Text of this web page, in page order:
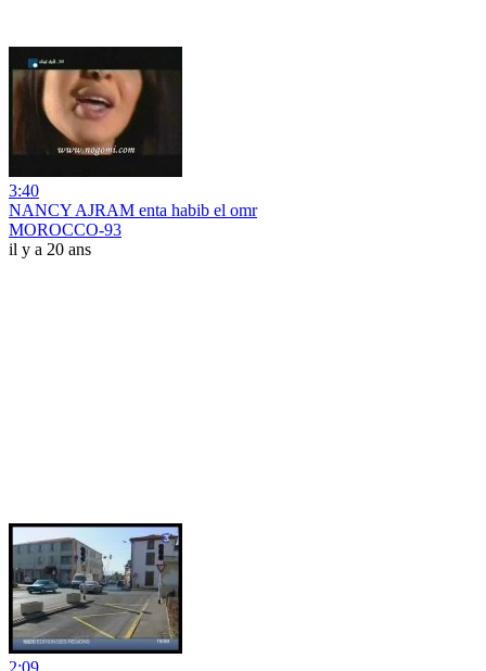
3:40
NANCY AJRAM enta habib el omr
MOROCCO-93
il y a 20 ans